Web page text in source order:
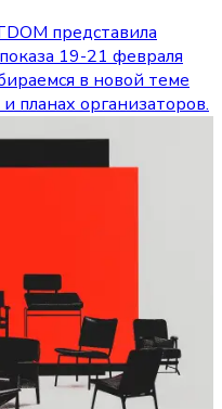
представила
19-21 февраля
в новой теме
планах организаторов.